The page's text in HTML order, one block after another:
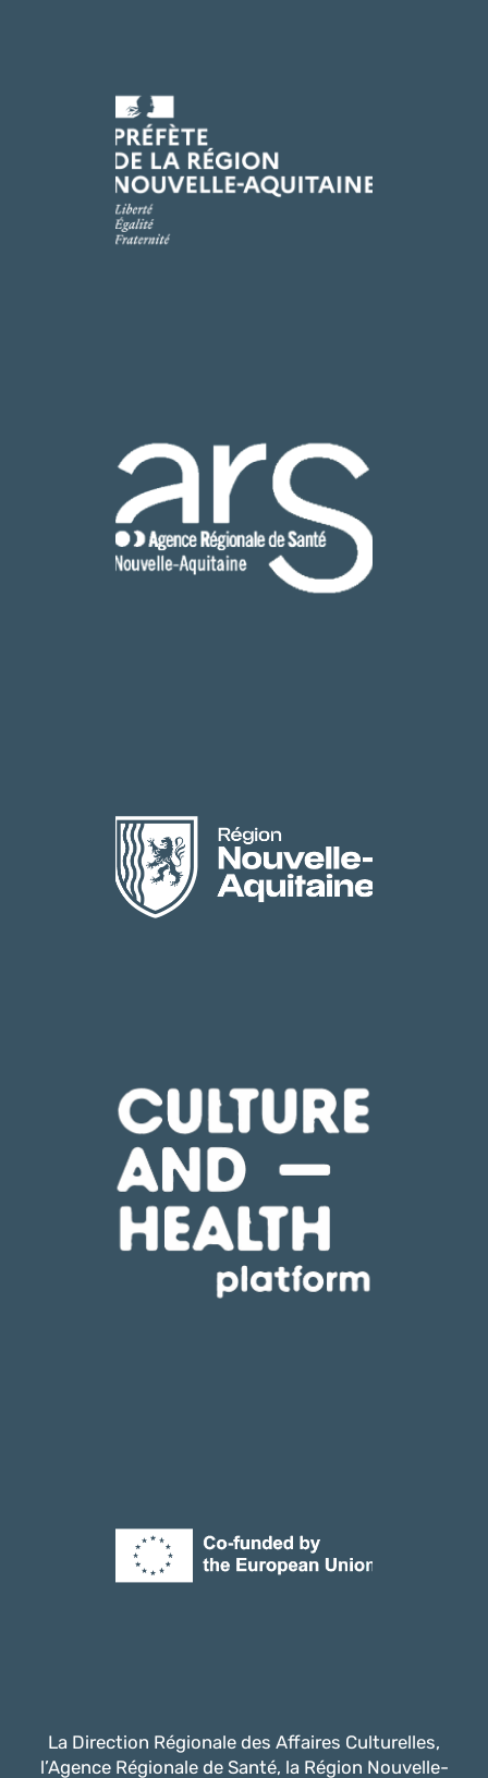
La Direction Régionale des Affaires Culturelles,
l’Agence Régionale de Santé, la Région Nouvelle-